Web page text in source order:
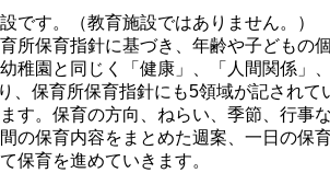
です。（教育施設ではありません。）
所保育指針に基づき、年齢や子どもの
稚園と同じく「健康」、「人間関係」
、保育所保育指針にも5領域が記されて
す。保育の方向、ねらい、季節、行事
の保育内容をまとめた週案、一日の保
保育を進めていきます。